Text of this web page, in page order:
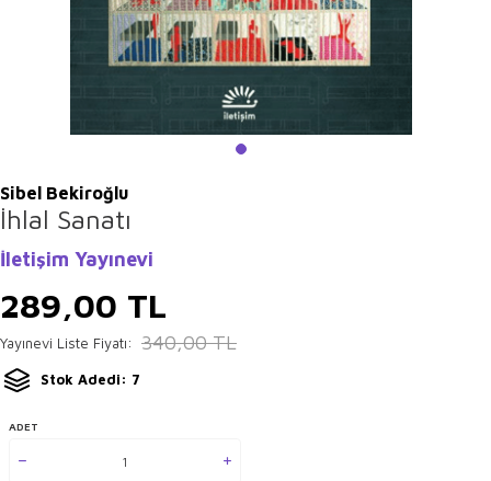
Sibel Bekiroğlu
İhlal Sanatı
İletişim Yayınevi
289,00 TL
Yayınevi Liste Fiyatı: 340,00TL
Stok Adedi: 7
ADET